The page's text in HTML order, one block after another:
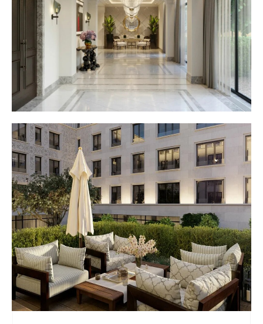
О КОМПАНИИ ПОРТФОЛИО НОВОСТИ КОНТАКТЫ
СОЦОБЪЕКТЫ ОБЩЕСТВЕННЫЕ ПРОМЫШЛЕННЫЕ
ПОЛИТИКА КОНФИДЕНЦИАЛЬНОСТИ
СДЕЛАНО В ×100